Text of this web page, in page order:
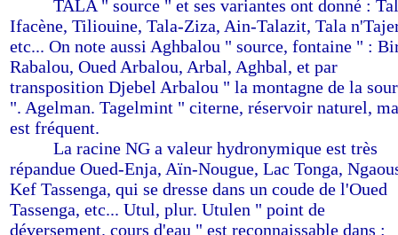
TALA " source " et ses variantes ont donné :
Ifacène, Tiliouine, Tala-Ziza, Ain-Talazit, Tala
etc... On note aussi Aghbalou " source, fontaine " :
Rabalou, Oued Arbalou, Arbal, Aghbal, et par
transposition Djebel Arbalou " la montagne de la
". Agelman. Tagelmint " citerne, réservoir naturel,
est fréquent.
La racine NG a valeur hydronymique est très
répandue Oued-Enja, Aïn-Nougue, Lac Tonga,
Kef Tassenga, qui se dresse dans un coude de l'Oued
Tassenga, etc... Utul, plur. Utulen " point de
déversement. cours d'eau " est reconnaissable dans :